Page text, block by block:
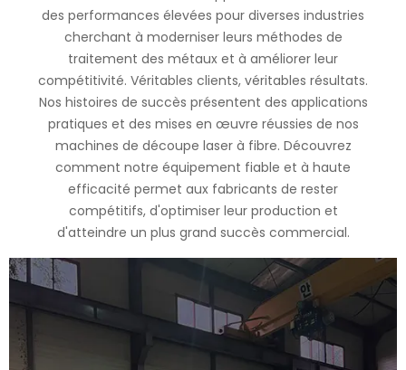
des performances élevées pour diverses industries
cherchant à moderniser leurs méthodes de
traitement des métaux et à améliorer leur
compétitivité. Véritables clients, véritables résultats.
Nos histoires de succès présentent des applications
pratiques et des mises en œuvre réussies de nos
machines de découpe laser à fibre. Découvrez
comment notre équipement fiable et à haute
efficacité permet aux fabricants de rester
compétitifs, d'optimiser leur production et
d'atteindre un plus grand succès commercial.